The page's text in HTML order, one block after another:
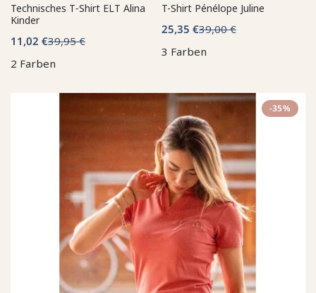
Technisches T‑Shirt ELT Alina
Kinder
11,02 €39,95 €
2 Farben
T-Shirt Pénélope Juline
25,35 €39,00 €
3 Farben
-35%